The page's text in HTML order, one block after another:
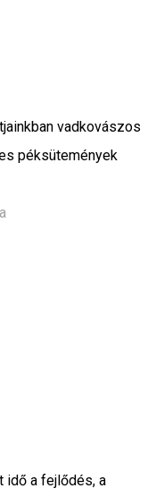
vadkovászos
péksütemények
idő a fejlődés, a